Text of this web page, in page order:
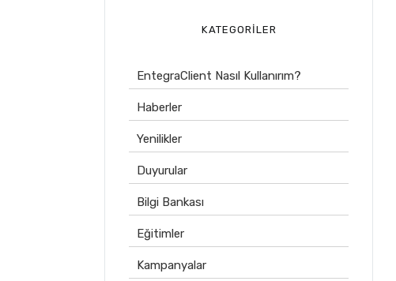
KATEGORILER
EntegraClient Nasıl Kullanırım?
Haberler
Yenilikler
Duyurular
Bilgi Bankası
Eğitimler
Kampanyalar